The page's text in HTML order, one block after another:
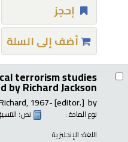
إحجز
أضف إلى السلة
terrorism studies
by Richard Jackson.
by
, 1967-[editor.]
نوع المادة : نص؛
اللغة: الإنجليزية